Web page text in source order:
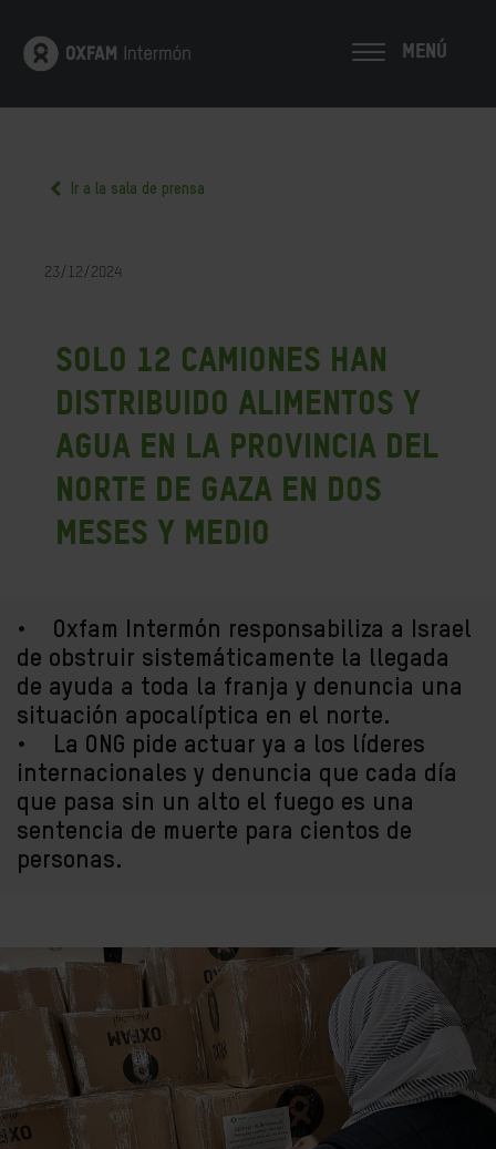
MENÚ
Ir a la sala de prensa
23/12/2024
Solo 12 camiones han
distribuido alimentos y
agua en la provincia del
Norte de Gaza en dos
meses y medio
• Oxfam Intermón responsabiliza a Israel
de obstruir sistemáticamente la llegada
de ayuda a toda la franja y denuncia una
situación apocalíptica en el norte.
• La ONG pide actuar ya a los líderes
internacionales y denuncia que cada día
que pasa sin un alto el fuego es una
sentencia de muerte para cientos de
personas.